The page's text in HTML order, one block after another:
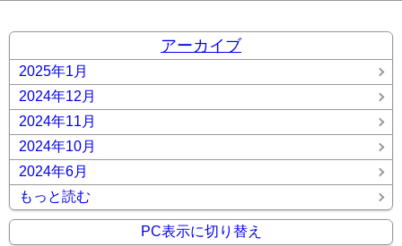
アーカイブ
2025年1月
2024年12月
2024年11月
2024年10月
2024年6月
もっと読む
PC表示に切り替え